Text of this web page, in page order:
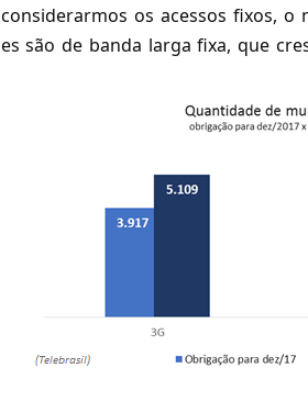
os acessos fixos,
são de banda larga fixa, que